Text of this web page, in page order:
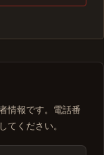
情報です。電話番
てください。